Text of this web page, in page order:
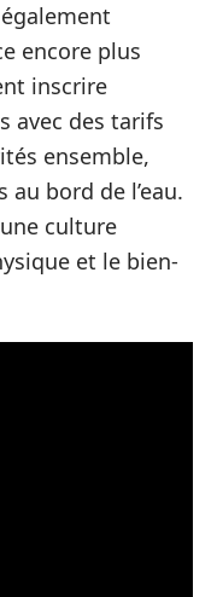
encore plus
inscrire
avec des tarifs
ensemble,
bord de l’eau.
culture
et le bien-